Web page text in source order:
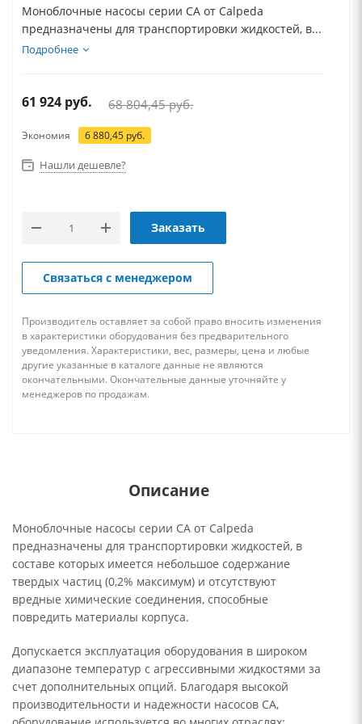
Моноблочные насосы серии CA от Calpeda
предназначены для транспортировки жидкостей, в...
Подробнее
61 924 руб. 68 804,45руб.
Экономия 6 880,45 руб.
Нашли дешевле?
Заказать
Связаться с менеджером
Производитель оставляет за собой право вносить изменения
в характеристики оборудования без предварительного
уведомления. Характеристики, вес, размеры, цена и любые
другие указанные в каталоге данные не являются
окончательными. Окончательные данные уточняйте у
менеджеров по продажам.
Описание
Моноблочные насосы серии CA от Calpeda
предназначены для транспортировки жидкостей, в
составе которых имеется небольшое содержание
твердых частиц (0,2% максимум) и отсутствуют
вредные химические соединения, способные
повредить материалы корпуса.
Допускается эксплуатация оборудования в широком
диапазоне температур с агрессивными жидкостями за
счет дополнительных опций. Благодаря высокой
производительности и надежности насосов CA,